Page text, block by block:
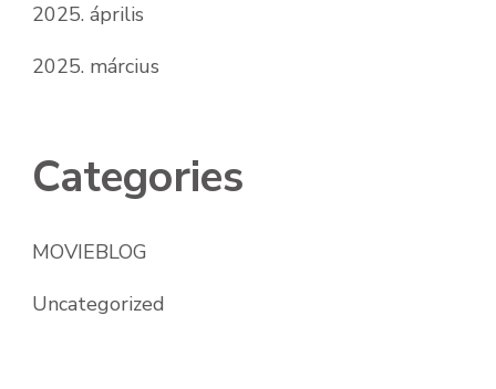
2025. április
2025. március
Categories
MOVIEBLOG
Uncategorized